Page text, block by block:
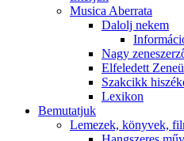
Musica Aberrata
Dalolj nekem
Nagy
Elfeledett
Szakcikk
Lexikon
Bemutatjuk
Lemezek, könyvek,